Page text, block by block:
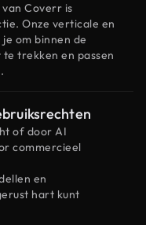
Coverr is
Onze verticale en
om binnen de
trekken en passen
of door AI
commercieel
en
hart kunt